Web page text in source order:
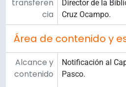
transferen
cia
Director de la
Cruz Ocampo.
Área de contenido y
Alcance y
contenido
Notificación al
Pasco.